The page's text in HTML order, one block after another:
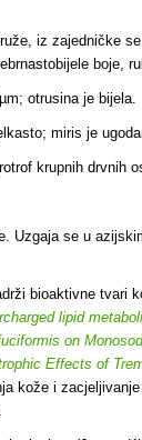
iz zajedničke
boje,
otrusina je bijela.
miris je
krupnih drvnih
Uzgaja se u
bioaktivne tvari
lipid
on
Effects of
kože i